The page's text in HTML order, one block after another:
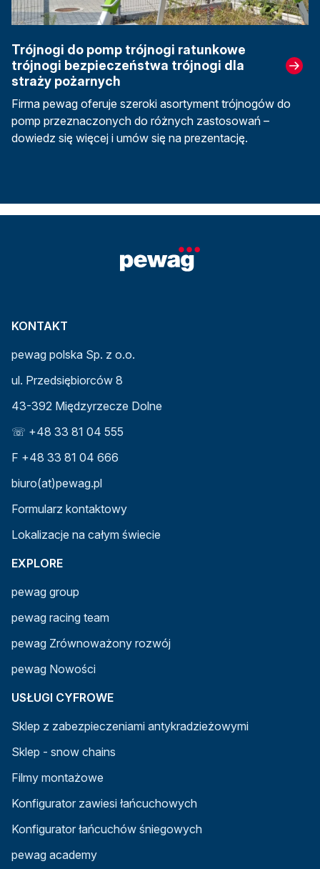
Trójnogi do pomp trójnogi ratunkowe
trójnogi bezpieczeństwa trójnogi dla
straży pożarnych
Firma pewag oferuje szeroki asortyment trójnogów do
pomp przeznaczonych do różnych zastosowań –
dowiedz się więcej i umów się na prezentację.
KONTAKT
pewag polska Sp. z o.o.
ul. Przedsiębiorców 8
43-392 Międzyrzecze Dolne
☏ +48 33 81 04 555
F +48 33 81 04 666
biuro(at)pewag.pl
Formularz kontaktowy
Lokalizacje na całym świecie
EXPLORE
pewag group
pewag racing team
pewag Zrównoważony rozwój
pewag Nowości
USŁUGI CYFROWE
Sklep z zabezpieczeniami antykradzieżowymi
Sklep - snow chains
Filmy montażowe
Konfigurator zawiesi łańcuchowych
Konfigurator łańcuchów śniegowych
pewag academy